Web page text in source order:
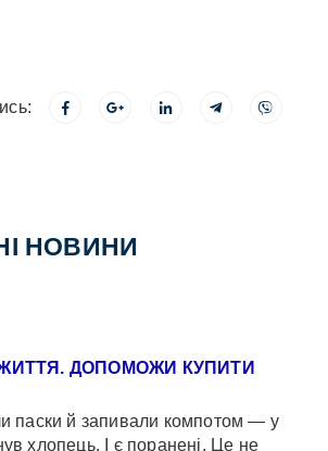
НОВИНИ
ЖИТТЯ. ДОПОМОЖИ КУПИТИ
паски й запивали компотом — у
хлопець. І є поранені. Це не